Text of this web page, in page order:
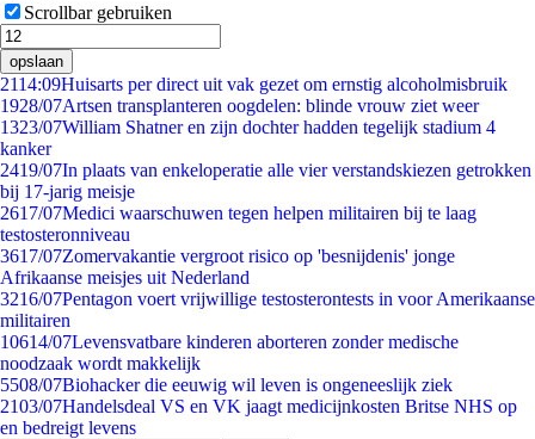
Scrollbar gebruiken
opslaan
2114:09Huisarts per direct uit vak gezet om ernstig alcoholmisbruik
1928/07Artsen transplanteren oogdelen: blinde vrouw ziet weer
1323/07William Shatner en zijn dochter hadden tegelijk stadium 4
kanker
2419/07In plaats van enkeloperatie alle vier verstandskiezen getrokken
bij 17-jarig meisje
2617/07Medici waarschuwen tegen helpen militairen bij te laag
testosteronniveau
3617/07Zomervakantie vergroot risico op 'besnijdenis' jonge
Afrikaanse meisjes uit Nederland
3216/07Pentagon voert vrijwillige testosterontests in voor Amerikaanse
militairen
10614/07Levensvatbare kinderen aborteren zonder medische
noodzaak wordt makkelijk
5508/07Biohacker die eeuwig wil leven is ongeneeslijk ziek
2103/07Handelsdeal VS en VK jaagt medicijnkosten Britse NHS op
en bedreigt levens